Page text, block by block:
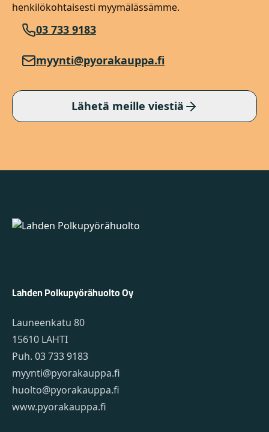
henkilökohtaisesti myymälässämme.
03 733 9183
myynti@pyorakauppa.fi
Lähetä meille viestiä
Lahden Polkupyörähuolto - etusivulle
Lahden Polkupyörähuolto Oy
Launeenkatu 80
15610 LAHTI
Puh. 03 733 9183
myynti@pyorakauppa.fi
huolto@pyorakauppa.fi
www.pyorakauppa.fi